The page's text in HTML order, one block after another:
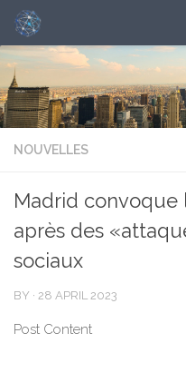
NOUVELLES
Madrid convoque
après des
sociaux
BY · 28 APRIL 2023
Post Content